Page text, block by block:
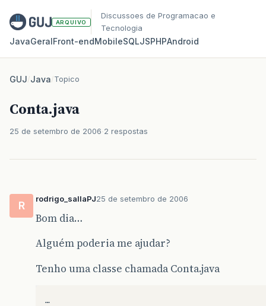
ARQUIVO
Discussoes de Programacao e
Tecnologia
JavaGeralFront‑endMobileSQLJSPHPAndroid
GUJ/Java/Topico
Conta.java
25 de setembro de 2006 2 respostas
R
rodrigo_sallaPJ25 de setembro de 2006
Bom dia…
Alguém poderia me ajudar?
Tenho uma classe chamada Conta.java
…